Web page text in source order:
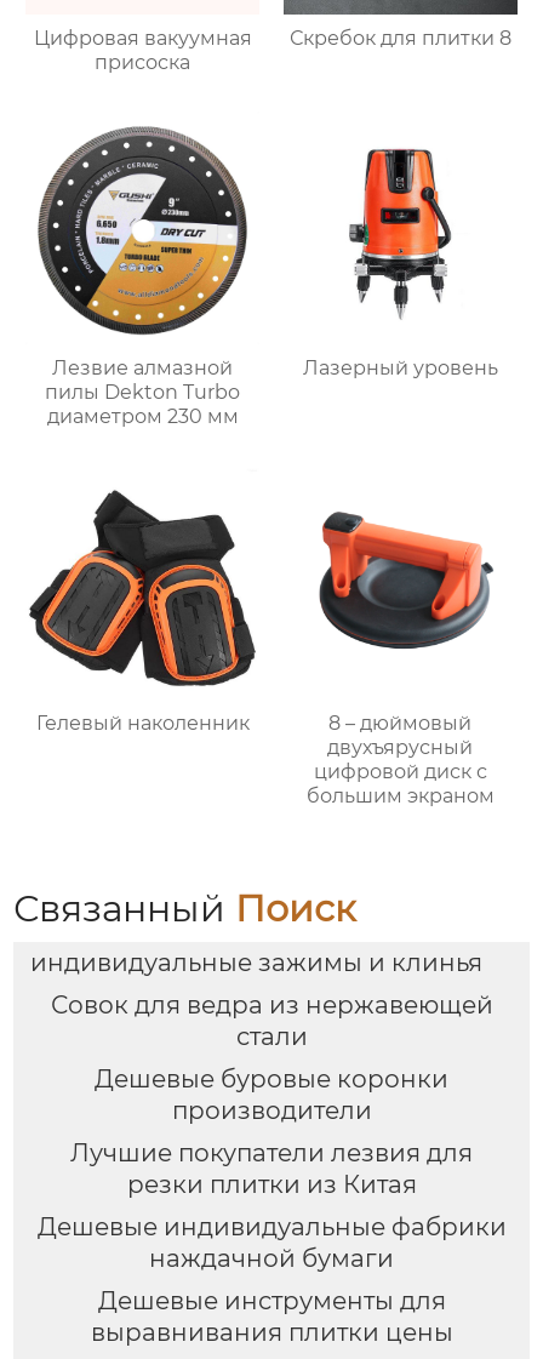
Цифровая вакуумная
присоска
Скребок для плитки 8
Лезвие алмазной
пилы Dekton Turbo
диаметром 230 мм
Лазерный уровень
Гелевый наколенник
8 – дюймовый
двухъярусный
цифровой диск с
большим экраном
Связанный Поиск
индивидуальные зажимы и клинья
Совок для ведра из нержавеющей
стали
Дешевые буровые коронки
производители
Лучшие покупатели лезвия для
резки плитки из Китая
Дешевые индивидуальные фабрики
наждачной бумаги
Дешевые инструменты для
выравнивания плитки цены